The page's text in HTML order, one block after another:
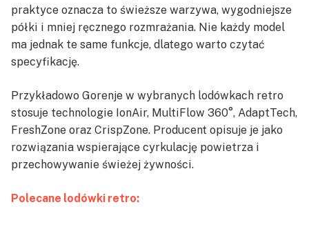
praktyce oznacza to świeższe warzywa, wygodniejsze
półki i mniej ręcznego rozmrażania. Nie każdy model
ma jednak te same funkcje, dlatego warto czytać
specyfikację.
Przykładowo Gorenje w wybranych lodówkach retro
stosuje technologie IonAir, MultiFlow 360°, AdaptTech,
FreshZone oraz CrispZone. Producent opisuje je jako
rozwiązania wspierające cyrkulację powietrza i
przechowywanie świeżej żywności.
Polecane lodówki retro: